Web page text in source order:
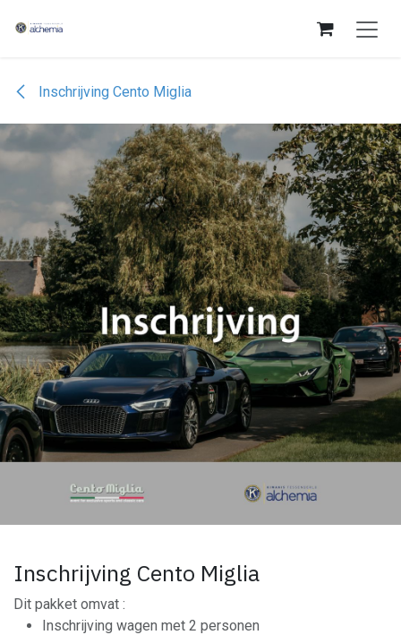
Inschrijving Cento Miglia
Inschrijving Cento Miglia
Dit pakket omvat :
Inschrijving wagen met 2 personen